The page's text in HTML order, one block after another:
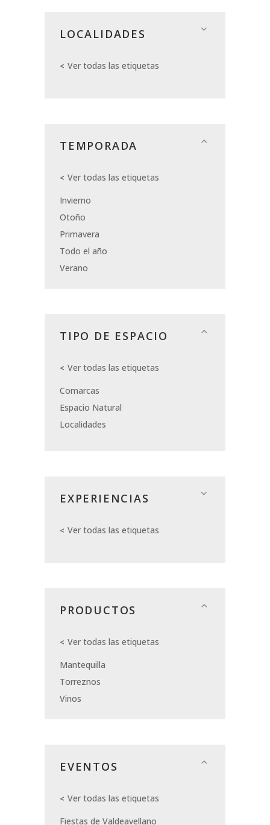
LOCALIDADES
Ver todas las etiquetas
TEMPORADA
Ver todas las etiquetas
Invierno
Otoño
Primavera
Todo el año
Verano
TIPO DE ESPACIO
Ver todas las etiquetas
Comarcas
Espacio Natural
Localidades
EXPERIENCIAS
Ver todas las etiquetas
PRODUCTOS
Ver todas las etiquetas
Mantequilla
Torreznos
Vinos
EVENTOS
Ver todas las etiquetas
Fiestas de Valdeavellano